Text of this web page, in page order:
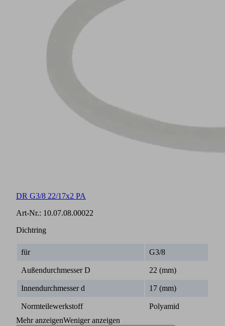
DR G3/8 22/17x2 PA
Art-Nr.: 10.07.08.00022
Dichtring
für G3/8
Außendurchmesser D 22 (mm)
Innendurchmesser d 17 (mm)
Normteilewerkstoff
Polyamid
Mehr anzeigenWeniger anzeigen